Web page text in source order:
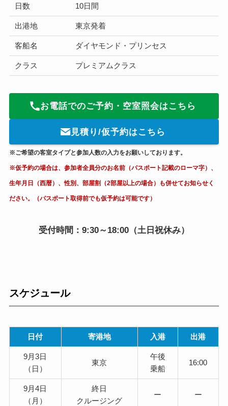
日数 10日間
出港地 東京発着
客船名 ダイヤモンド・プリンセス
クラス プレミアムクラス
お電話でのご予約・空室照会はこちら
見積り/仮予約はこちら
※ご希望の客室タイプと参加人数の入力をお願いしております。
※仮予約の場合は、参加者全員分のお名前（パスポート記載のローマ字）、
生年月日（西暦）、性別、部屋割（2部屋以上の場合）も併せてお知らせく
ださい。（パスポート取得前でも仮予約は可能です）
受付時間：9:30～18:00（土日祝休み）
スケジュール
日付 寄港地 入港 出港
9月3日
（日）
東京
午後
乗船
16:00
9月4日
（月）
終日
クルージング
ー ー